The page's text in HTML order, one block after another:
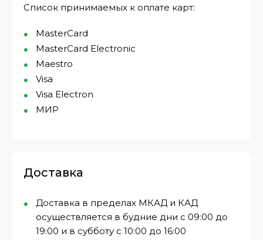
Список принимаемых к оплате карт:
MasterCard
MasterCard Electronic
Maestro
Visa
Visa Electron
МИР⁠
Доставка
Доставка в пределах МКАД и КАД
осуществляется в будние дни с 09:00 до
19:00 и в субботу с 10:00 до 16:00